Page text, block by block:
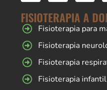
FISIOTERAPIA A
Fisioterapia para
Fisioterapia
Fisioterapia
Fisioterapia infantil